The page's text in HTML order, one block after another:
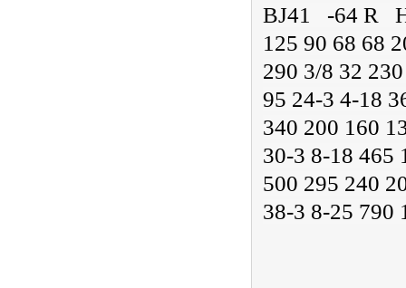
BJ41 -64 R H
125 90 68 68
290 3/8 32
95 24-3 4-18
340 200 160
30-3 8-18 465
500 295 240
38-3 8-25 790